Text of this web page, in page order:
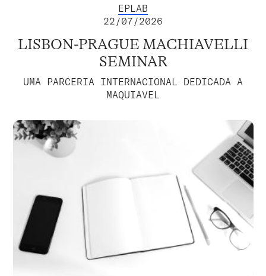
EPLAB
22/07/2026
LISBON-PRAGUE MACHIAVELLI
SEMINAR
UMA PARCERIA INTERNACIONAL DEDICADA A
MAQUIAVEL